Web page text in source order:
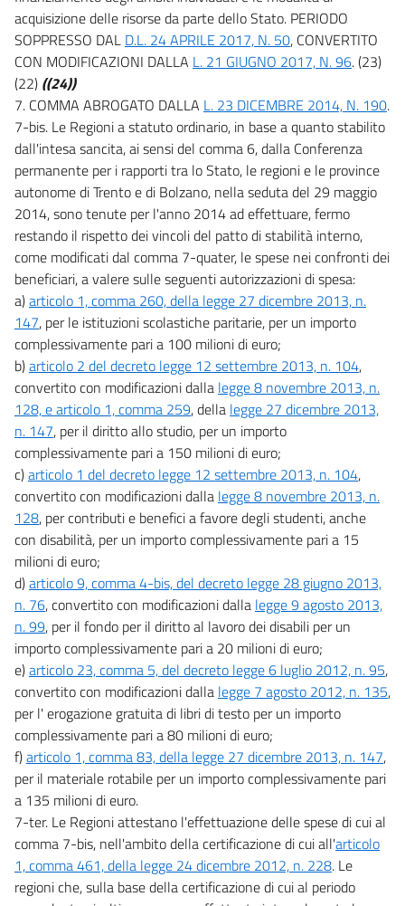
acquisizione delle risorse da parte dello Stato. PERIODO
SOPPRESSO DAL D.L. 24 APRILE 2017, N. 50, CONVERTITO
CON MODIFICAZIONI DALLA L. 21 GIUGNO 2017, N. 96. (23)
(22) ((24))
7. COMMA ABROGATO DALLA L. 23 DICEMBRE 2014, N. 190.
7-bis. Le Regioni a statuto ordinario, in base a quanto stabilito
dall'intesa sancita, ai sensi del comma 6, dalla Conferenza
permanente per i rapporti tra lo Stato, le regioni e le province
autonome di Trento e di Bolzano, nella seduta del 29 maggio
2014, sono tenute per l'anno 2014 ad effettuare, fermo
restando il rispetto dei vincoli del patto di stabilità interno,
come modificati dal comma 7-quater, le spese nei confronti dei
beneficiari, a valere sulle seguenti autorizzazioni di spesa:
a)articolo 1, comma 260, della legge 27 dicembre 2013, n.
147, per le istituzioni scolastiche paritarie, per un importo
complessivamente pari a 100 milioni di euro;
b)articolo 2 del decreto legge 12 settembre 2013, n. 104,
convertito con modificazioni dalla legge 8 novembre 2013, n.
128, e articolo 1, comma 259, della legge 27 dicembre 2013,
n. 147, per il diritto allo studio, per un importo
complessivamente pari a 150 milioni di euro;
c)articolo 1 del decreto legge 12 settembre 2013, n. 104,
convertito con modificazioni dalla legge 8 novembre 2013, n.
128, per contributi e benefici a favore degli studenti, anche
con disabilità, per un importo complessivamente pari a 15
milioni di euro;
d)articolo 9, comma 4-bis, del decreto legge 28 giugno 2013,
n. 76, convertito con modificazioni dalla legge 9 agosto 2013,
n. 99, per il fondo per il diritto al lavoro dei disabili per un
importo complessivamente pari a 20 milioni di euro;
e)articolo 23, comma 5, del decreto legge 6 luglio 2012, n. 95,
convertito con modificazioni dalla legge 7 agosto 2012, n. 135,
per l' erogazione gratuita di libri di testo per un importo
complessivamente pari a 80 milioni di euro;
f)articolo 1, comma 83, della legge 27 dicembre 2013, n. 147,
per il materiale rotabile per un importo complessivamente pari
a 135 milioni di euro.
7-ter. Le Regioni attestano l'effettuazione delle spese di cui al
comma 7-bis, nell'ambito della certificazione di cui all'articolo
1, comma 461, della legge 24 dicembre 2012, n. 228. Le
regioni che, sulla base della certificazione di cui al periodo